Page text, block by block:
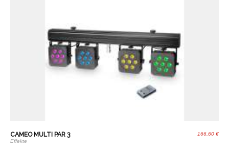
166,60 €
CAMEO MULTI PAR 3
Effekte